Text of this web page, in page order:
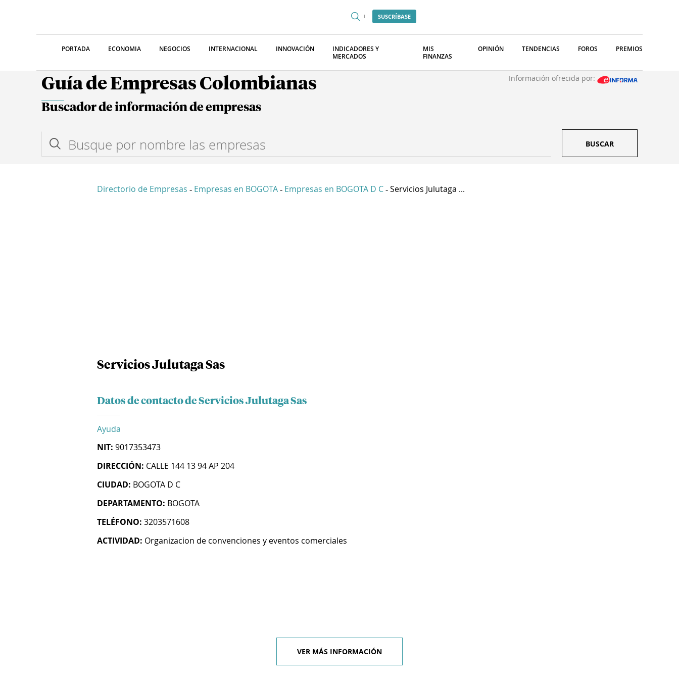
SUSCRÍBASE
PORTADA ECONOMIA NEGOCIOS INTERNACIONAL INNOVACIÓN
INDICADORES Y
MERCADOS
MIS
FINANZAS
OPINIÓN TENDENCIAS FOROS PREMIOS
Guía de Empresas Colombianas Información ofrecida por:
Buscador de información de empresas
BUSCAR
Directorio de Empresas - Empresas en BOGOTA - Empresas en BOGOTA D C - Servicios Julutaga ...
Servicios Julutaga Sas
Datos de contacto de Servicios Julutaga Sas
Ayuda
NIT: 9017353473
DIRECCIÓN: CALLE 144 13 94 AP 204
CIUDAD: BOGOTA D C
DEPARTAMENTO: BOGOTA
TELÉFONO: 3203571608
ACTIVIDAD: Organizacion de convenciones y eventos comerciales
VER MÁS INFORMACIÓN